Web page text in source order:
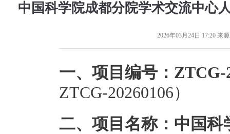
中国科学院成都分院学术交流中心
2026年03月24日 17:20 来
一、项目编号：ZTCG-
ZTCG-20260106）
二、项目名称：中国